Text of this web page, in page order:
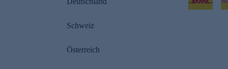
Schweiz
Österreich